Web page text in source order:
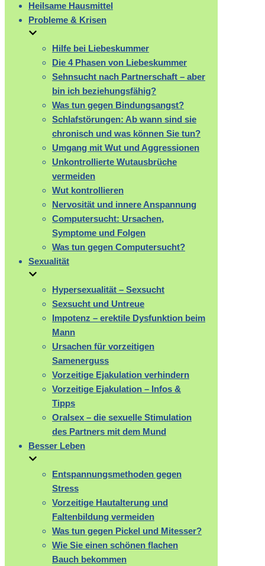
Heilsame Hausmittel
Probleme & Krisen
Hilfe bei Liebeskummer
Die 4 Phasen von Liebeskummer
Sehnsucht nach Partnerschaft – aber
bin ich beziehungsfähig?
Was tun gegen Bindungsangst?
Schlafstörungen: Ab wann sind sie
chronisch und was können Sie tun?
Umgang mit Wut und Aggressionen
Unkontrollierte Wutausbrüche
vermeiden
Wut kontrollieren
Nervosität und innere Anspannung
Computersucht: Ursachen,
Symptome und Folgen
Was tun gegen Computersucht?
Sexualität
Hypersexualität – Sexsucht
Sexsucht und Untreue
Impotenz – erektile Dysfunktion beim
Mann
Ursachen für vorzeitigen
Samenerguss
Vorzeitige Ejakulation verhindern
Vorzeitige Ejakulation – Infos &
Tipps
Oralsex – die sexuelle Stimulation
des Partners mit dem Mund
Besser Leben
Entspannungsmethoden gegen
Stress
Vorzeitige Hautalterung und
Faltenbildung vermeiden
Was tun gegen Pickel und Mitesser?
Wie Sie einen schönen flachen
Bauch bekommen